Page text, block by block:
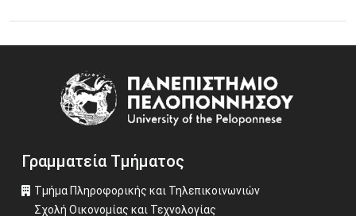
27 Μαΐου 2026
Εκδήλωση με θέμα: «Η Ιστορία των Ελλήνων του
Πόντου: Γενοκτονία-Τεκμήρια-Μαρτυρίες»
Περισσότερα
Γραμματεία Τμήματος
Τμήμα Πληροφορικής και Τηλεπικοινωνιών
Σχολή Οικονομίας και Τεχνολογίας